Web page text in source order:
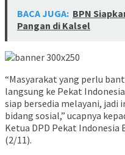
BACA JUGA: BPN
Pangan di Kalsel
“Masyarakat yang perlu
langsung ke Pekat
siap bersedia melayani, jadi
bidang sosial,” ucapnya
Ketua DPD Pekat
(2/11).